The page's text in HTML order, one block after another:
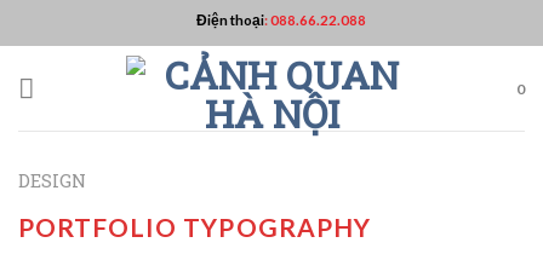
to
Điện thoại:088.66.22.088
0
DESIGN
PORTFOLIO TYPOGRAPHY